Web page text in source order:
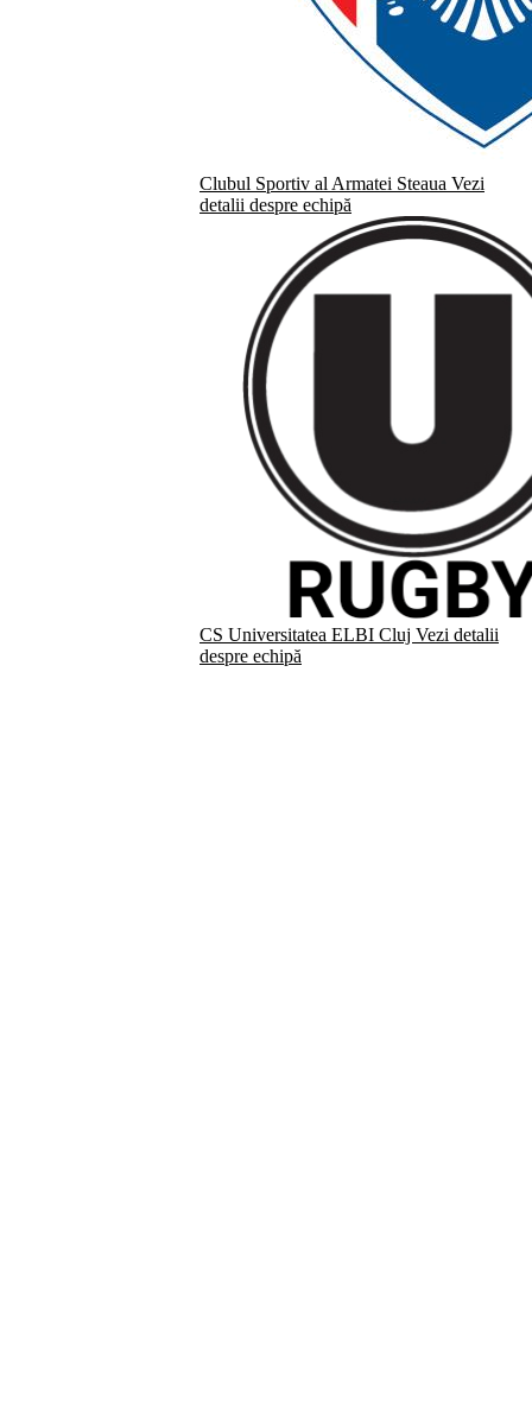
Clubul Sportiv al Armatei Steaua Vezi
detalii despre echipă
CS Universitatea ELBI Cluj Vezi detalii
despre echipă